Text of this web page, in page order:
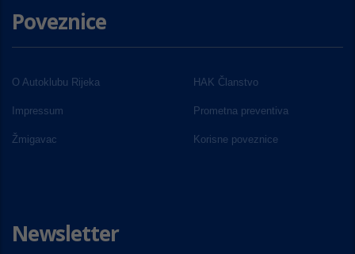
Poveznice
O Autoklubu Rijeka HAK Članstvo
Impressum Prometna preventiva
Žmigavac Korisne poveznice
Newsletter